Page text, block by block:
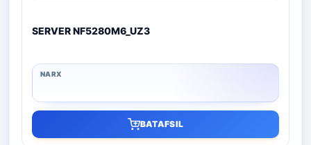
SERVER NF5280M6_UZ3
BATAFSIL